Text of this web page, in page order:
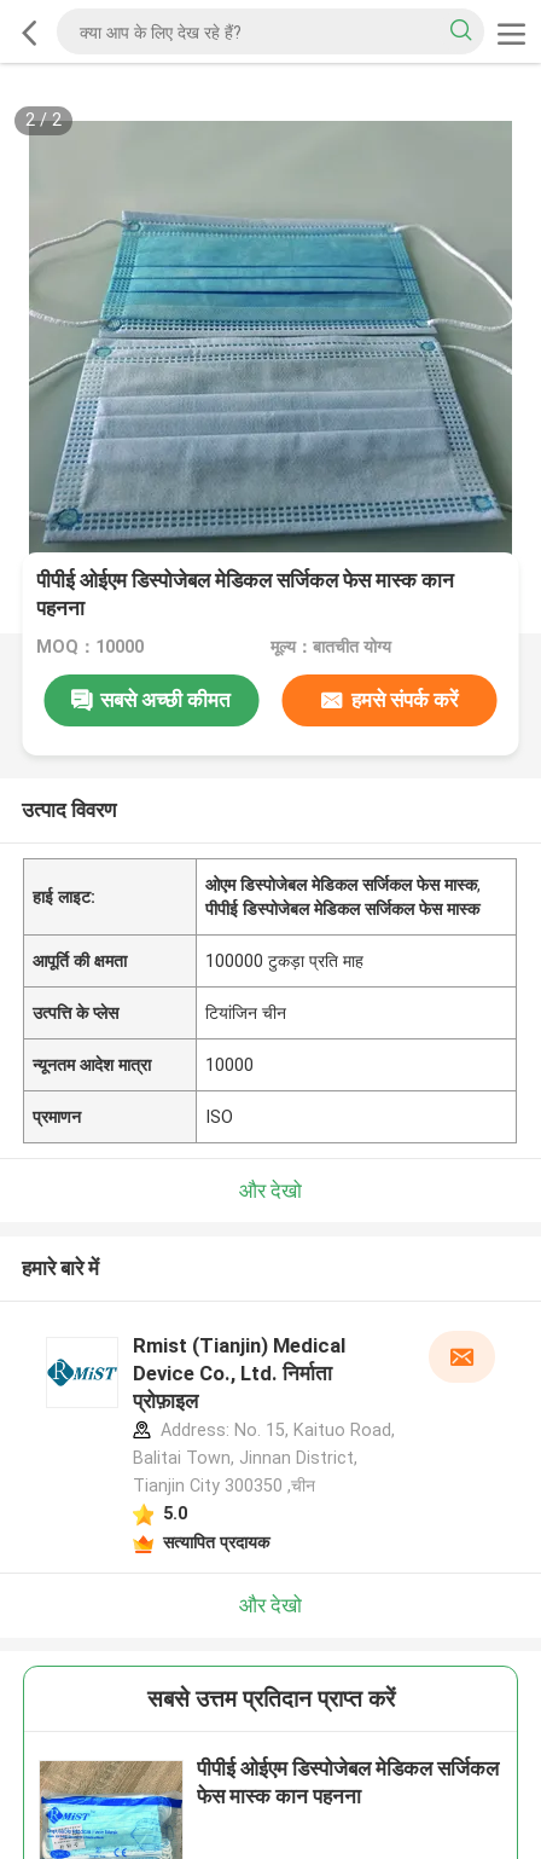
2/2
पीपीई ओईएम डिस्पोजेबल मेडिकल सर्जिकल फेस मास्क कान
पहनना
MOQ：10000 मूल्य：बातचीत योग्य
सबसे अच्छी कीमत हमसे संपर्क करें
उत्पाद विवरण
हाई लाइट:
ओएम डिस्पोजेबल मेडिकल सर्जिकल फेस मास्क,
पीपीई डिस्पोजेबल मेडिकल सर्जिकल फेस मास्क
आपूर्ति की क्षमता 100000 टुकड़ा प्रति माह
उत्पत्ति के प्लेस टियांजिन चीन
न्यूनतम आदेश मात्रा 10000
प्रमाणन ISO
और देखो
हमारे बारे में
Rmist (Tianjin) Medical
Device Co., Ltd. निर्माता
प्रोफ़ाइल
Address: No. 15, Kaituo Road,
Balitai Town, Jinnan District,
Tianjin City 300350 ,चीन
5.0
सत्यापित प्रदायक
और देखो
सबसे उत्तम प्रतिदान प्राप्त करें
पीपीई ओईएम डिस्पोजेबल मेडिकल सर्जिकल
फेस मास्क कान पहनना